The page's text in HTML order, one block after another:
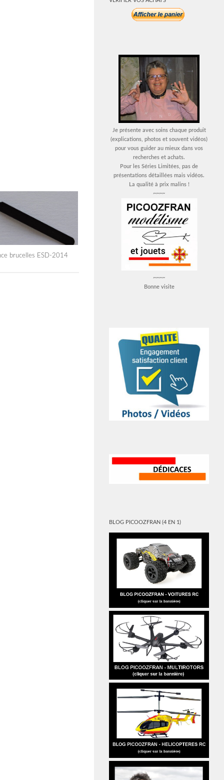
brucelles ESD-2014
Je présente avec soins chaque produit
(explications, photos et souvent vidéos)
pour vous guider au mieux dans vos
recherches et achats.
Pour les Séries Limitées, pas de
présentations détaillées mais vidéos.
La qualité à prix malins !
~~~~
~~~~
Bonne visite
BLOG PICOOZFRAN (4 EN 1)